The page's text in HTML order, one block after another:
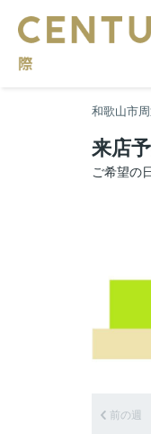
和歌山市
来店
ご希望の
前の週